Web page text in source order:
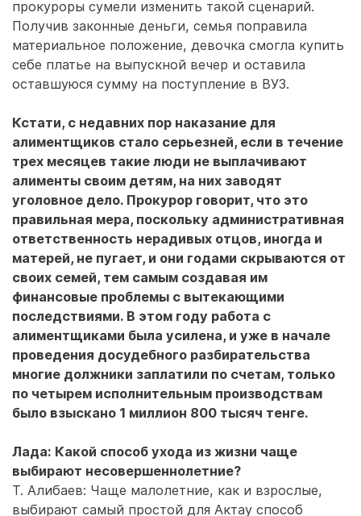
прокуроры сумели изменить такой сценарий.
Получив законные деньги, семья поправила
материальное положение, девочка смогла купить
себе платье на выпускной вечер и оставила
оставшуюся сумму на поступление в ВУЗ.
Кстати, с недавних пор наказание для
алиментщиков стало серьезней, если в течение
трех месяцев такие люди не выплачивают
алименты своим детям, на них заводят
уголовное дело. Прокурор говорит, что это
правильная мера, поскольку административная
ответственность нерадивых отцов, иногда и
матерей, не пугает, и они годами скрываются от
своих семей, тем самым создавая им
финансовые проблемы с вытекающими
последствиями. В этом году работа с
алиментщиками была усилена, и уже в начале
проведения досудебного разбирательства
многие должники заплатили по счетам, только
по четырем исполнительным производствам
было взыскано 1 миллион 800 тысяч тенге.
Лада: Какой способ ухода из жизни чаще
выбирают несовершеннолетние?
Т. Алибаев: Чаще малолетние, как и взрослые,
выбирают самый простой для Актау способ